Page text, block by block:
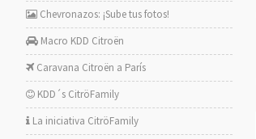
Chevronazos: ¡Sube tus fotos!
Macro KDD Citroën
Caravana Citroën a París
KDD´s CitröFamily
La iniciativa CitröFamily